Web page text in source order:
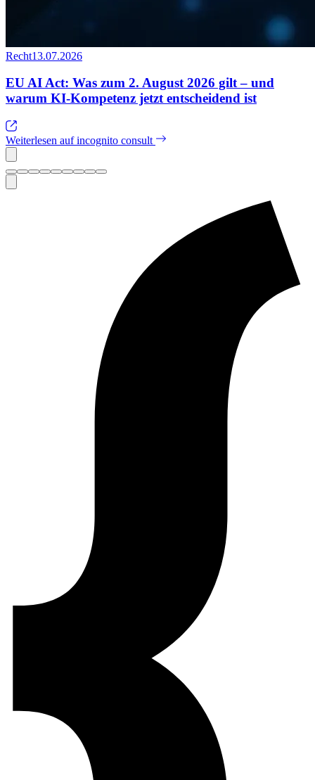
Recht13.07.2026
EU AI Act: Was zum 2. August 2026 gilt – und
warum KI-Kompetenz jetzt entscheidend ist
Weiterlesen auf incognito consult